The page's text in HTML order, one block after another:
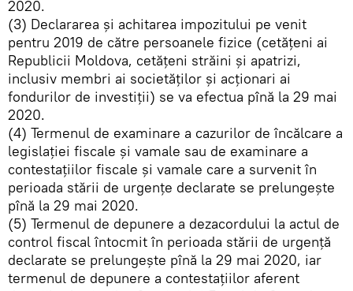
2020.
(3) Declararea și achitarea impozitului pe venit
pentru 2019 de către persoanele fizice (cetăţeni ai
Republicii Moldova, cetăţeni străini şi apatrizi,
inclusiv membri ai societăţilor şi acţionari ai
fondurilor de investiţii) se va efectua pînă la 29 mai
2020.
(4) Termenul de examinare a cazurilor de încălcare a
legislației fiscale și vamale sau de examinare a
contestațiilor fiscale și vamale care a survenit în
perioada stării de urgențe declarate se prelungește
pînă la 29 mai 2020.
(5) Termenul de depunere a dezacordului la actul de
control fiscal întocmit în perioada stării de urgență
declarate se prelungește pînă la 29 mai 2020, iar
termenul de depunere a contestațiilor aferent